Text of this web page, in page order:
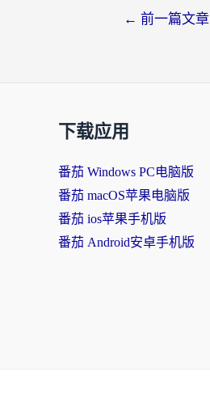
← 前一篇文章
下载应用
番茄 Windows PC电脑版
番茄 macOS苹果电脑版
番茄 ios苹果手机版
番茄 Android安卓手机版